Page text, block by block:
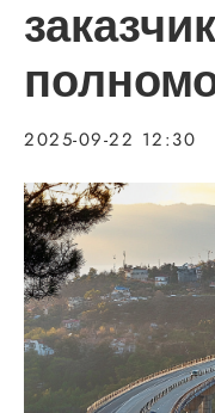
2025-09-22 12:30